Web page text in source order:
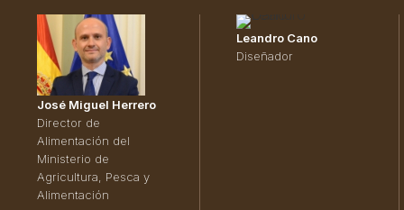
José Miguel Herrero
Director de
Alimentación del
Ministerio de
Agricultura, Pesca y
Alimentación
Leandro Cano
Diseñador